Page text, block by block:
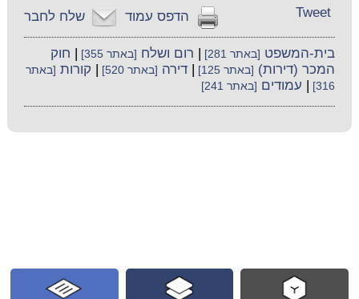
שלח לחבר הדפס עמוד Tweet
בית-המשפט [באתר 281] רום ושלח [באתר 355]
חוק
המכר (דירות) [באתר 125] |דירה [באתר 520] קורות [באתר
316]
עמודים [באתר 241]